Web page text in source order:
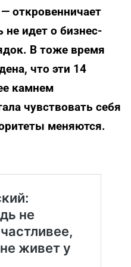
откровенничает
не идет о бизнес-
В тоже время
что эти 14
камнем
чувствовать себя
меняются.